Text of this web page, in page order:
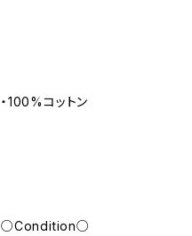
・100%コットン
○Condition○